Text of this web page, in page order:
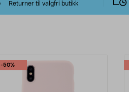
Returner til valgfri butikk
-50%